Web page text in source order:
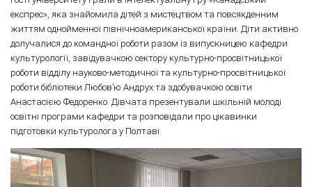
експрес», яка знайомила дітей з мистецтвом та повсякденним
життям однойменної північноамериканської країни. Діти активно
долучалися до командної роботи разом із випускницею кафедри
культурології, завідувачкою сектору культурно-просвітницької
роботи відділу науково-методичної та культурно-просвітницької
роботи бібліотеки Любов’ю Андрух та здобувачкою освіти
Анастасією Федоренко. Дівчата презентували шкільній молоді
освітні програми кафедри та розповідали про цікавинки
підготовки культуролога у Полтаві.